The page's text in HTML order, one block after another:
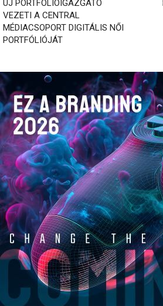
ÚJ PORTFÓLIÓIGAZGATÓ
VEZETI A CENTRAL
MÉDIACSOPORT DIGITÁLIS NŐI
PORTFÓLIÓJÁT